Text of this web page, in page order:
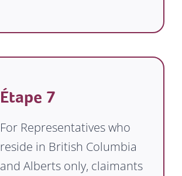
Étape 7
For Representatives who
reside in British Columbia
and Alberts only, claimants